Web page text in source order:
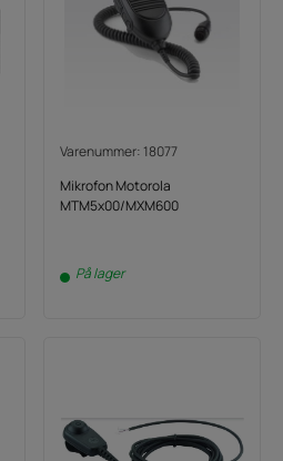
Varenummer: 18077
Mikrofon Motorola
MTM5x00/MXM600
På lager